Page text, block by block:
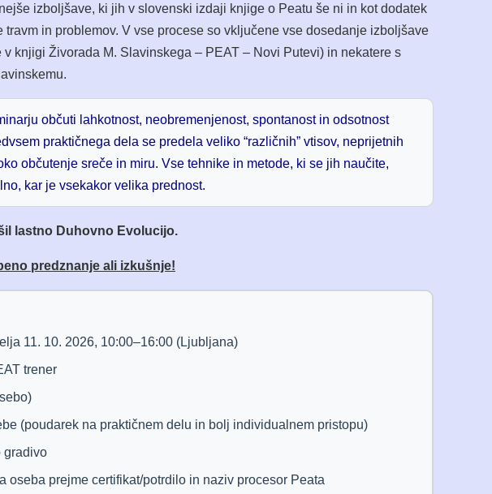
izboljšave, ki jih v slovenski izdaji knjige o Peatu še ni in kot dodatek
in problemov. V vse procese so vključene vse dosedanje izboljšave
knjigi Živorada M. Slavinskega – PEAT – Novi Putevi) in nekatere s
občuti lahkotnost, neobremenjenost, spontanost in odsotnost
praktičnega dela se predela veliko “različnih” vtisov, neprijetnih
občutenje sreče in miru. Vse tehnike in metode, ki se jih naučite,
kar je vsekakor velika prednost.
lastno Duhovno Evolucijo.
predznanje ali izkušnje!
11. 10. 2026, 10:00–16:00 (Ljubljana)
trener
(poudarek na praktičnem delu in bolj individualnem pristopu)
gradivo
oseba prejme certifikat/potrdilo in naziv procesor Peata